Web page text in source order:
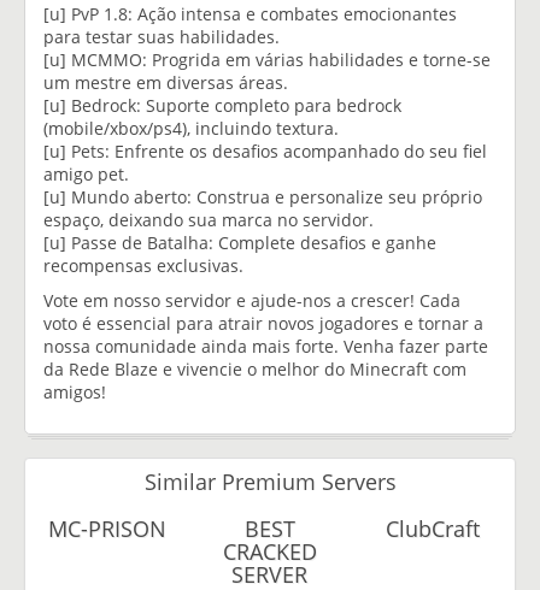
[u] PvP 1.8: Ação intensa e combates emocionantes
para testar suas habilidades.
[u] MCMMO: Progrida em várias habilidades e torne-se
um mestre em diversas áreas.
[u] Bedrock: Suporte completo para bedrock
(mobile/xbox/ps4), incluindo textura.
[u] Pets: Enfrente os desafios acompanhado do seu fiel
amigo pet.
[u] Mundo aberto: Construa e personalize seu próprio
espaço, deixando sua marca no servidor.
[u] Passe de Batalha: Complete desafios e ganhe
recompensas exclusivas.
Vote em nosso servidor e ajude-nos a crescer! Cada
voto é essencial para atrair novos jogadores e tornar a
nossa comunidade ainda mais forte. Venha fazer parte
da Rede Blaze e vivencie o melhor do Minecraft com
amigos!
Similar Premium Servers
MC-PRISON
BEST
CRACKED
SERVER
ClubCraft